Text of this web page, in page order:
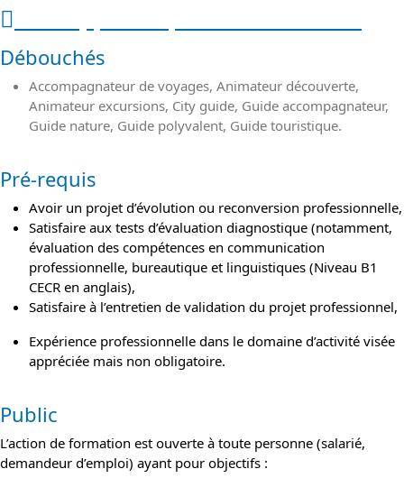
Débouchés
Accompagnateur de voyages, Animateur découverte,
Animateur excursions, City guide, Guide accompagnateur,
Guide nature, Guide polyvalent, Guide touristique.
Pré-requis
Avoir un projet d’évolution ou reconversion professionnelle,
Satisfaire aux tests d’évaluation diagnostique (notamment,
évaluation des compétences en communication
professionnelle, bureautique et linguistiques (Niveau B1
CECR en anglais),
Satisfaire à l’entretien de validation du projet professionnel,
Expérience professionnelle dans le domaine d’activité visée
appréciée mais non obligatoire.
Public
L’action de formation est ouverte à toute personne (salarié,
demandeur d’emploi) ayant pour objectifs :